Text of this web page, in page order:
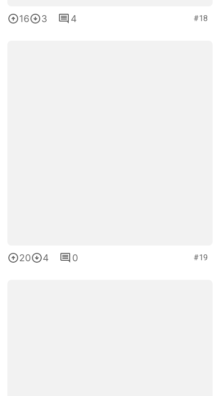
16 3 4 #18
20 4 0 #19